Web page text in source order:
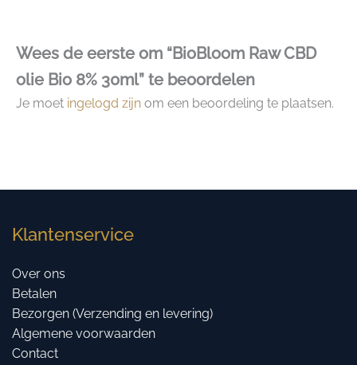
Wees de eerste om “BioBloom Raw CBD
olie Bio 8% 30ml” te beoordelen
Je moet ingelogd zijn om een beoordeling te plaatsen.
Klantenservice
Over ons
Betalen
Bezorgen (Verzending en levering)
Algemene voorwaarden
Contact